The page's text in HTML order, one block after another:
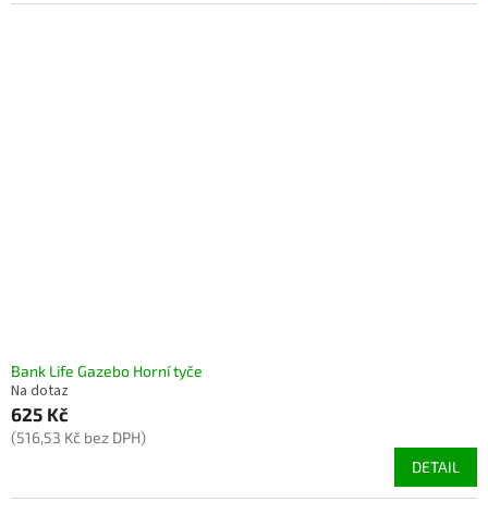
Bank Life Gazebo Horní tyče
Na dotaz
625 Kč
(516,53 Kč bez DPH)
DETAIL